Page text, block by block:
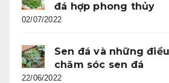
đá hợp phong thủy
02/07/2022
Sen đá và những
chăm sóc sen đá
22/06/2022